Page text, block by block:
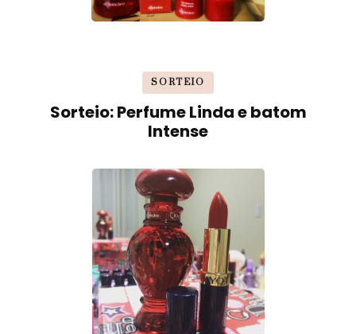
SORTEIO
Sorteio: Perfume Linda e batom
Intense